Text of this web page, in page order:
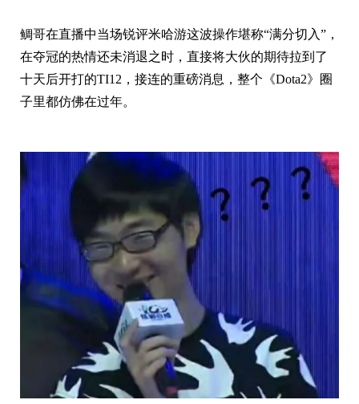
鲷哥在直播中当场锐评米哈游这波操作堪称“满分切入”，
在夺冠的热情还未消退之时，直接将大伙的期待拉到了
十天后开打的TI12，接连的重磅消息，整个《Dota2》圈
子里都仿佛在过年。